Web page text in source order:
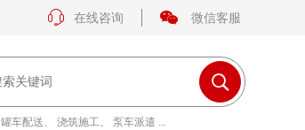
在线咨询 微信客服
罐车配送、 浇筑施工、 泵车派遣 ...